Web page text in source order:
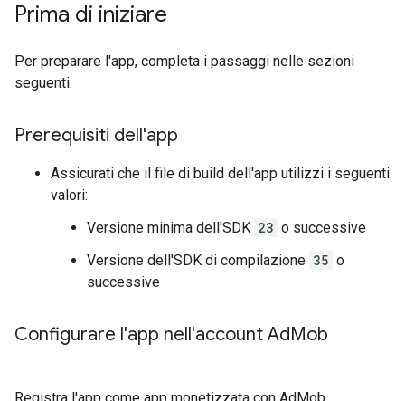
Prima di iniziare
Per preparare l'app, completa i passaggi nelle sezioni
seguenti.
Prerequisiti dell'app
Assicurati che il file di build dell'app utilizzi i seguenti
valori:
Versione minima dell'SDK 23 o successive
Versione dell'SDK di compilazione 35 o
successive
Configurare l'app nell'account AdMob